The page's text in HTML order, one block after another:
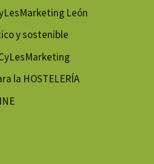
León
y sostenible
la HOSTELERÍA